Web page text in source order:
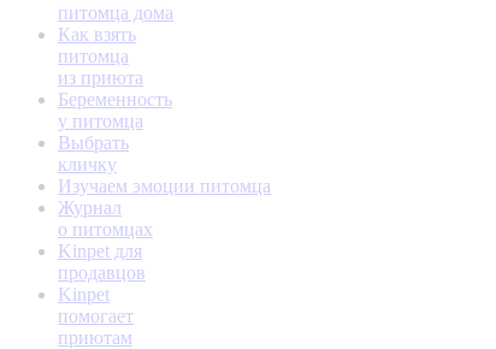
питомца дома
Как взять
питомца
из приюта
Беременность
у питомца
Выбрать
кличку
Изучаем эмоции питомца
Журнал
о питомцах
Kinpet для
продавцов
Kinpet
помогает
приютам